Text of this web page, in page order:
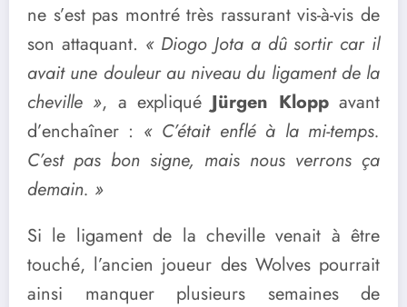
ne s’est pas montré très rassurant vis-à-vis de
son attaquant. « Diogo Jota a dû sortir car il
avait une douleur au niveau du ligament de la
cheville », a expliqué Jürgen Kloppavant
d’enchaîner : « C’était enflé à la mi-temps.
C’est pas bon signe, mais nous verrons ça
demain. »
Si le ligament de la cheville venait à être
touché, l’ancien joueur des Wolves pourrait
ainsi manquer plusieurs semaines de